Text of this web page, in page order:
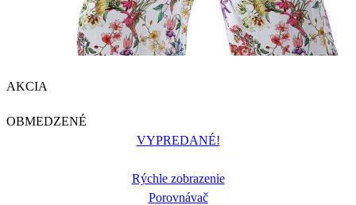
AKCIA
OBMEDZENÉ
VYPREDANÉ!
Rýchle zobrazenie
Porovnávač